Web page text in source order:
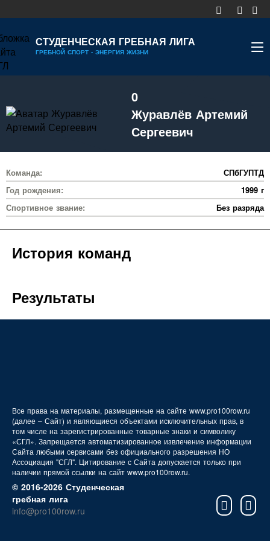
СТУДЕНЧЕСКАЯ ГРЕБНАЯ ЛИГА
ГРЕБНОЙ СПОРТ - ЭНЕРГИЯ ЖИЗНИ
КАЛЕНДАРЬ
ДИВИЗИОНЫ
УЧАСТНИКИ
РЕЙТИНГ
ДОКУМЕНТЫ
0
Журавлёв Артемий
Сергеевич
Команда:
СПбГУПТД
Год рождения:
1999 г
Спортивное звание:
Без разряда
История команд
Результаты
Все права на материалы, размещенные на сайте www.pro100row.ru
(далее – Сайт) и являющиеся объектами исключительных прав, в
том числе на зарегистрированные товарные знаки и символику
«СГЛ». Запрещается автоматизированное извлечение информации
Сайта любыми сервисами без официального разрешения НО
Ассоциация "СГЛ". Цитирование с Сайта допускается только при
наличии прямой ссылки на сайт www.pro100row.ru.
© 2016-2026 Студенческая
гребная лига
info@pro100row.ru